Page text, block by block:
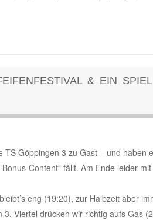
& EIN
Göppingen 3 zu Gast – und haben
Content“ fällt. Am Ende leider
eng (19:20), zur Halbzeit aber
Viertel drücken wir richtig aufs Gas